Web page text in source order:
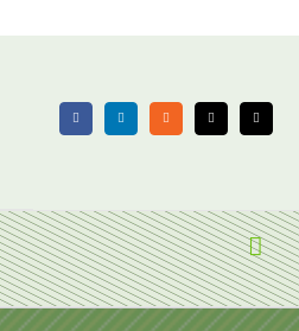
FacebookLinkedIn Rss X Email